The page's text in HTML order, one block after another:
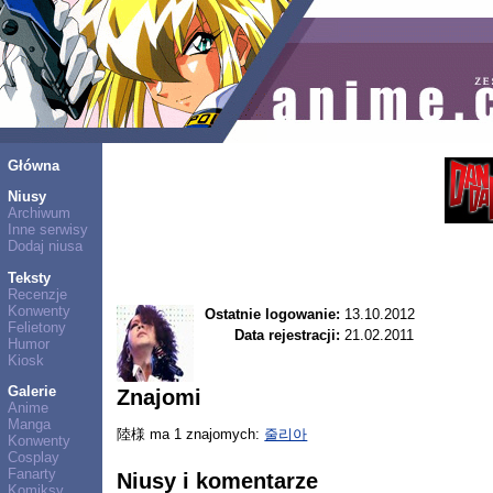
Główna
Niusy
Archiwum
Inne serwisy
Dodaj niusa
Teksty
Recenzje
Konwenty
Felietony
Humor
Kiosk
Galerie
Anime
Manga
Konwenty
Cosplay
Fanarty
Ostatnie logowanie: 13.10.2012
Data rejestracji: 21.02.2011
Znajomi
陸様 ma 1 znajomych: 줄리아
Niusy i komentarze